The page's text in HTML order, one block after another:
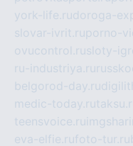
york-life.rudoroga-
slovar-ivrit.ruporno-
ovucontrol.rusloty-
ru-industriya.ru
belgorod-day.ru
medic-today.ru
teensvoice.ru
eva-elfie.rufoto-tur.ru